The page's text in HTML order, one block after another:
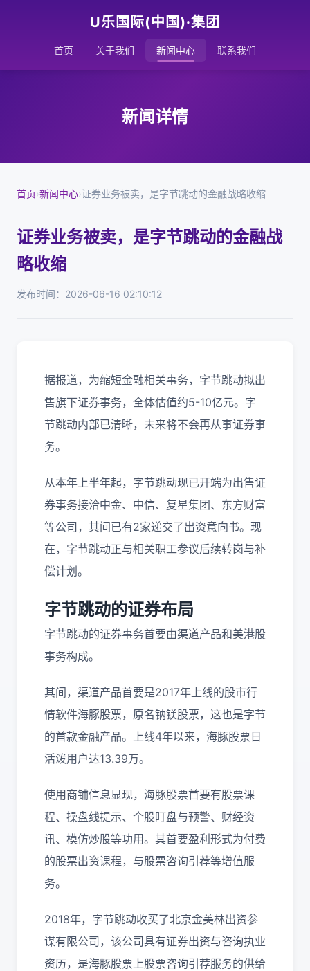
U乐国际(中国)·集团
首页 关于我们 新闻中心 联系我们
新闻详情
首页›新闻中心›证券业务被卖，是字节跳动的金融战略收缩
证券业务被卖，是字节跳动的金融战
略收缩
发布时间：2026-06-16 02:10:12
据报道，为缩短金融相关事务，字节跳动拟出
售旗下证券事务，全体估值约5-10亿元。字
节跳动内部已清晰，未来将不会再从事证券事
务。
从本年上半年起，字节跳动现已开端为出售证
券事务接洽中金、中信、复星集团、东方财富
等公司，其间已有2家递交了出资意向书。现
在，字节跳动正与相关职工参议后续转岗与补
偿计划。
字节跳动的证券布局
字节跳动的证券事务首要由渠道产品和美港股
事务构成。
其间，渠道产品首要是2017年上线的股市行
情软件海豚股票，原名钠镁股票，这也是字节
的首款金融产品。上线4年以来，海豚股票日
活泼用户达13.39万。
使用商铺信息显现，海豚股票首要有股票课
程、操盘线提示、个股盯盘与预警、财经资
讯、模仿炒股等功用。其首要盈利形式为付费
的股票出资课程，与股票咨询引荐等增值服
务。
2018年，字节跳动收买了北京金美林出资参
谋有限公司，该公司具有证券出资与咨询执业
资历，是海豚股票上股票咨询引荐服务的供给